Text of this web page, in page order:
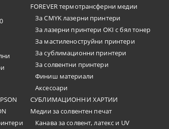
FOREVER термотрансферни медии
За CMYK лазерни принтери
За лазерни принтери OKI с бял тонер
За мастиленоструйни принтери
За сублимационни принтери
За солвентни принтери
Финиш материали
Аксесоари
СУБЛИМАЦИОННИ ХАРТИИ
Медии за солвентен печат
Канава за солвент, латекс и UV